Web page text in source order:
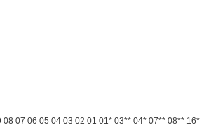
08 07 06 05 04 03 02 01 01* 03** 04* 07** 08** 16*